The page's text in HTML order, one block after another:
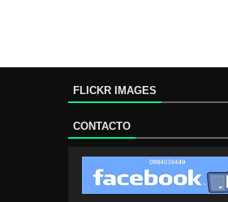
FLICKR IMAGES
CONTACTO